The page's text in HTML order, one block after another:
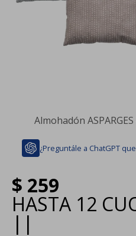
Almohadón
¿Preguntále a ChatGPT
$ 259
HASTA 12
| |